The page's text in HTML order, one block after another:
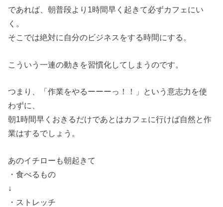
であれば、朝普段より1時間早く起きて必ずカフェにい
く。
そこでは絶対に自分のビジネスをする時間にする。
こういう一連の動きを習慣化してしまうのです。
つまり、「作業をやるーーーっ！！」という意志力を使
わずに、
朝1時間早くおきるだけであとはカフェに行けば自然と作
業はするでしょう。
あのイチローも朝起きて
・食べるもの
↓
・ストレッチ